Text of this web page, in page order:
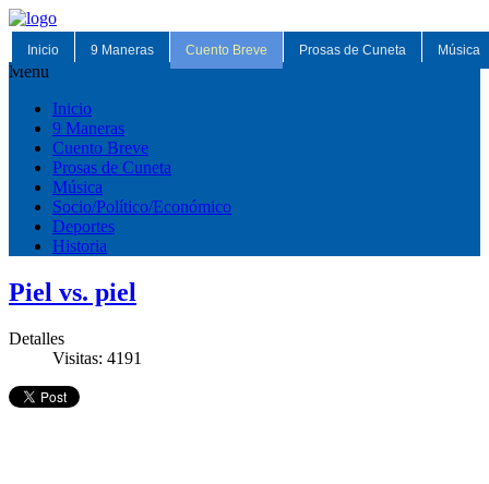
Inicio 9 Maneras Cuento Breve Prosas de Cuneta Música
Menu
Inicio
9 Maneras
Cuento Breve
Prosas de Cuneta
Música
Socio/Político/Económico
Deportes
Historia
Piel vs. piel
Detalles
Visitas: 4191